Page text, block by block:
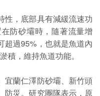
性，底部具有減緩流速功
防砂壩時，隨著流量增
超過95%，也就是魚道內
積，維持魚道功能。
宜蘭仁澤防砂壩、新竹頭
防災。研究團隊表示，原